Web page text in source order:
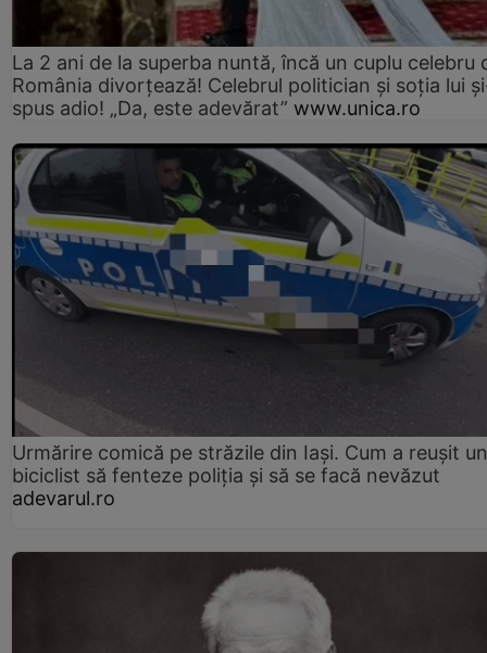
La 2 ani de la superba nuntă, încă un cuplu celebru
România divorțează! Celebrul politician și soția lui
spus adio! „Da, este adevărat” www.unica.ro
Urmărire comică pe străzile din Iași. Cum a reușit un
biciclist să fenteze poliția și să se facă nevăzut
adevarul.ro